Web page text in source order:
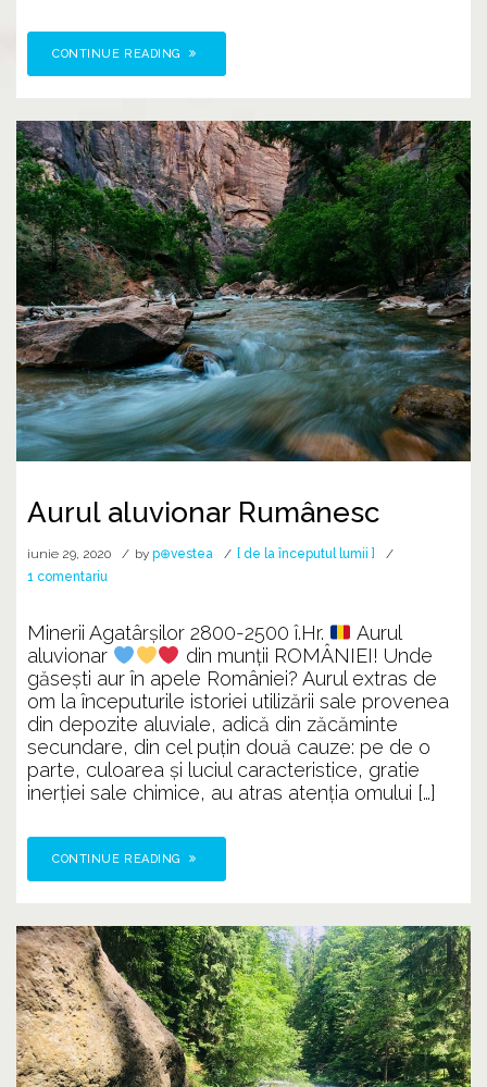
CONTINUE READING
Aurul aluvionar Rumânesc
iunie 29, 2020 by p⊕vestea
[ de la începutul lumii ]
1 comentariu
aluvionar
Rumânesc
Minerii Agatârşilor 2800-2500 î.Hr.
Aurul
aluvionar
din munții ROMÂNIEI! Unde
găsești aur în apele României? Aurul extras de
om la începuturile istoriei utilizării sale provenea
din depozite aluviale, adică din zăcăminte
secundare, din cel puţin două cauze: pe de o
parte, culoarea şi luciul caracteristice, gratie
inerţiei sale chimice, au atras atenţia omului […]
CONTINUE READING